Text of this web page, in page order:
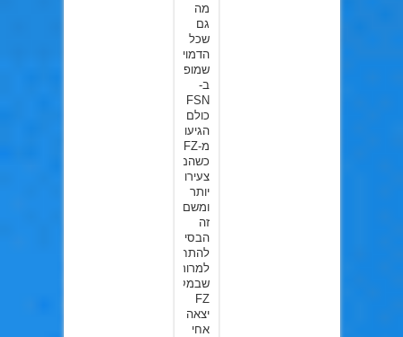
מה
גם
שכל
הדמויות
שמופיעות
ב-
FSN
כולם
הגיעו
מ-FZ
כשהם
צעירות
יותר
ומשם
זה
הבסיס
להתחלה
למרות
שבמקור
FZ
יצאה
אחי